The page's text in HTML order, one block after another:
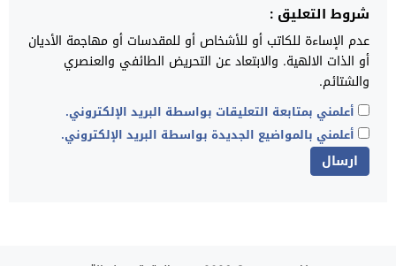
شروط التعليق :
عدم الإساءة للكاتب أو للأشخاص أو للمقدسات أو مهاجمة الأديان
أو الذات الالهية. والابتعاد عن التحريض الطائفي والعنصري
والشتائم.
أعلمني بمتابعة التعليقات بواسطة البريد الإلكتروني.
أعلمني بالمواضيع الجديدة بواسطة البريد الإلكتروني.